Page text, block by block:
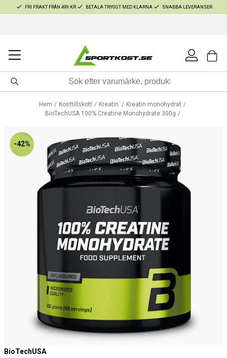
FRI FRAKT FRÅN 499 KR BETALA TRYGGT MED KLARNA SNABBA LEVERANSER
Hem Kosttillskott Kreatin
Kreatin monohydrat
BioTechUSA 100% Creatine Monohydrate 300g
-42%
BioTechUSA